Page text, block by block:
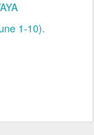
1-10).